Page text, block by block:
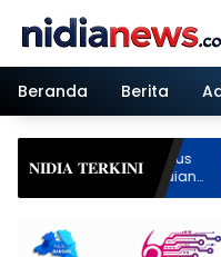
Beranda
Berita
𝐍𝐈𝐃𝐈𝐀 𝐓𝐄𝐑𝐊𝐈𝐍𝐈Bulan Bakti
Masyarakat
Sosial yang